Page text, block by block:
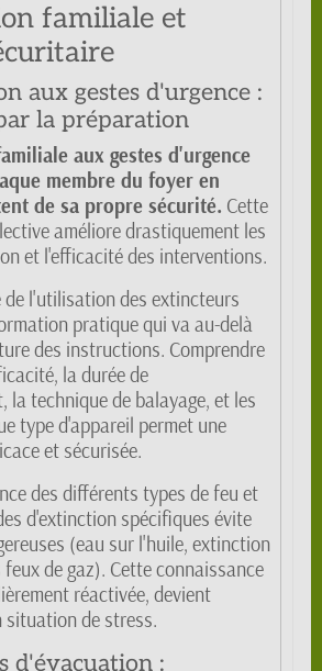
familiale et
aux gestes d'urgence :
la préparation
aux gestes d'urgence
membre du foyer en
de sa propre sécurité. Cette
améliore drastiquement les
et l'efficacité des interventions.
de l'utilisation des extincteurs
pratique qui va au-delà
des instructions. Comprendre
la durée de
la technique de balayage, et les
type d'appareil permet une
et sécurisée.
des différents types de feu et
d'extinction spécifiques évite
(eau sur l'huile, extinction
de gaz). Cette connaissance
réactivée, devient
situation de stress.
d'évacuation :